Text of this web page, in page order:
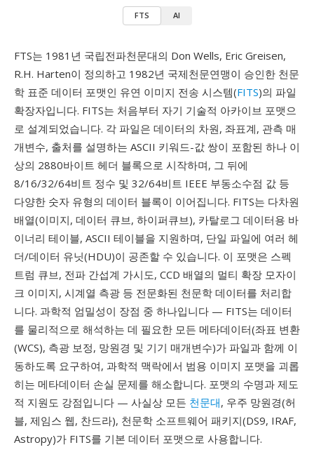
FTS AI
FTS는 1981년 국립전파천문대의 Don Wells, Eric Greisen,
R.H. Harten이 정의하고 1982년 국제천문연맹이 승인한 천문
학 표준 데이터 포맷인 유연 이미지 전송 시스템(FITS)의 파일
확장자입니다. FITS는 처음부터 자기 기술적 아카이브 포맷으
로 설계되었습니다. 각 파일은 데이터의 차원, 좌표계, 관측 매
개변수, 출처를 설명하는 ASCII 키워드-값 쌍이 포함된 하나 이
상의 2880바이트 헤더 블록으로 시작하며, 그 뒤에
8/16/32/64비트 정수 및 32/64비트 IEEE 부동소수점 값 등
다양한 숫자 유형의 데이터 블록이 이어집니다. FITS는 다차원
배열(이미지, 데이터 큐브, 하이퍼큐브), 카탈로그 데이터용 바
이너리 테이블, ASCII 테이블을 지원하며, 단일 파일에 여러 헤
더/데이터 유닛(HDU)이 공존할 수 있습니다. 이 포맷은 스펙
트럼 큐브, 전파 간섭계 가시도, CCD 배열의 멀티 확장 모자이
크 이미지, 시계열 측광 등 전문화된 천문학 데이터를 처리합
니다. 과학적 엄밀성이 장점 중 하나입니다 — FITS는 데이터
를 물리적으로 해석하는 데 필요한 모든 메타데이터(좌표 변환
(WCS), 측광 보정, 망원경 및 기기 매개변수)가 파일과 함께 이
동하도록 요구하여, 과학적 맥락에서 범용 이미지 포맷을 괴롭
히는 메타데이터 손실 문제를 해소합니다. 포맷의 수명과 제도
적 지원도 강점입니다 — 사실상 모든 천문대, 우주 망원경(허
블, 제임스 웹, 찬드라), 천문학 소프트웨어 패키지(DS9, IRAF,
Astropy)가 FITS를 기본 데이터 포맷으로 사용합니다.